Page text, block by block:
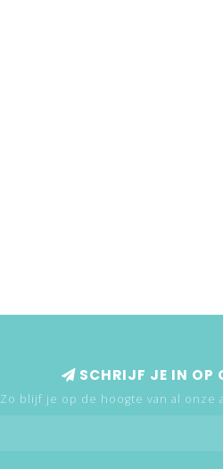
SCHRIJF JE IN OP
Zo blijf je op de hoogte van al onze